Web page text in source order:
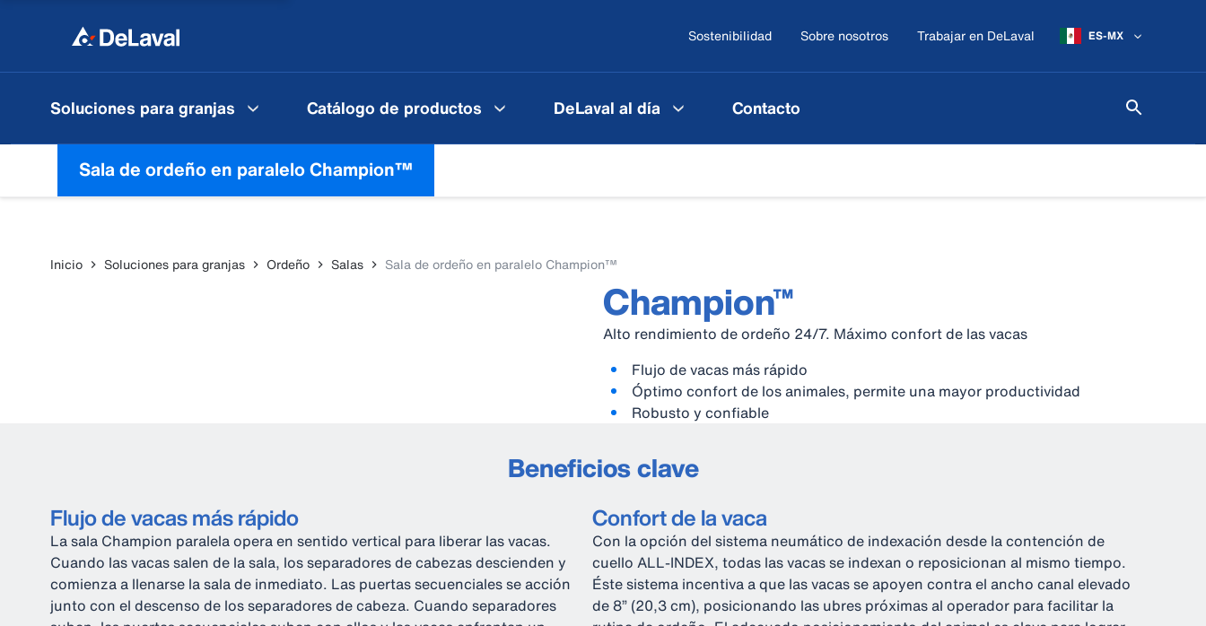
Sostenibilidad Sobre nosotros Trabajar en DeLaval ES-MX
Soluciones para granjas Catálogo de productos DeLaval al día Contacto
Sala de ordeño en paralelo Champion™
Inicio Soluciones para granjas Ordeño Salas Sala de ordeño en paralelo Champion™
Champion™
Alto rendimiento de ordeño 24/7. Máximo confort de las vacas
Flujo de vacas más rápido
Óptimo confort de los animales, permite una mayor productividad
Robusto y confiable
Beneficios clave
Flujo de vacas más rápido
La sala Champion paralela opera en sentido vertical para liberar las vacas.
Cuando las vacas salen de la sala, los separadores de cabezas descienden y
comienza a llenarse la sala de inmediato. Las puertas secuenciales se acción
junto con el descenso de los separadores de cabeza. Cuando separadores
Confort de la vaca
Con la opción del sistema neumático de indexación desde la contención de
cuello ALL-INDEX, todas las vacas se indexan o reposicionan al mismo tiempo.
Éste sistema incentiva a que las vacas se apoyen contra el ancho canal elevado
de 8” (20,3 cm), posicionando las ubres próximas al operador para facilitar la